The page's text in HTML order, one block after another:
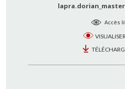
Accès